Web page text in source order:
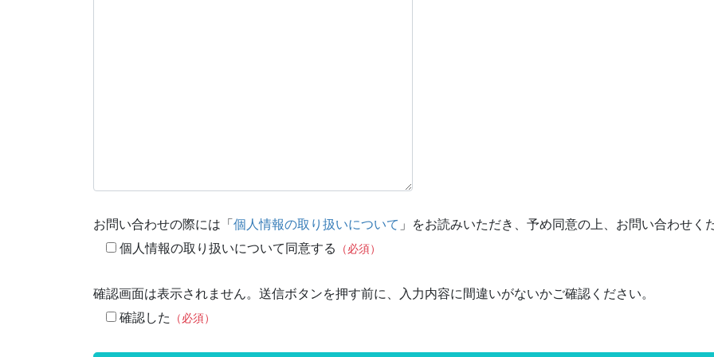
お問い合わせの際には「 個人情報の取り扱いについて 」をお読みいただき、予め同意の上、お問い合わせく
個人情報の取り扱いについて同意する
（必須）
確認画面は表示されません。送信ボタンを押す前に、入力内容に間違いがないかご確認ください。
確認した
（必須）